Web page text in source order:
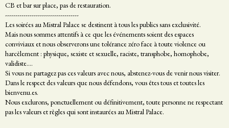
CB et bar sur place, pas de restauration.
------------------------------------
Les soirées au Mistral Palace se destinent à tous les publics sans exclusivité.
Mais nous sommes attentifs à ce que les événements soient des espaces
conviviaux et nous observerons une tolérance zéro face à toute violence ou
harcèlement : physique, sexiste et sexuelle, raciste, transphobe, homophobe,
validiste....
Si vous ne partagez pas ces valeurs avec nous, abstenez-vous de venir nous visiter.
Dans le respect des valeurs que nous défendons, vous êtes tous et toutes les
bienvenu.es.
Nous exclurons, ponctuellement ou définitivement, toute personne ne respectant
pas les valeurs et règles qui sont instaurées au Mistral Palace.